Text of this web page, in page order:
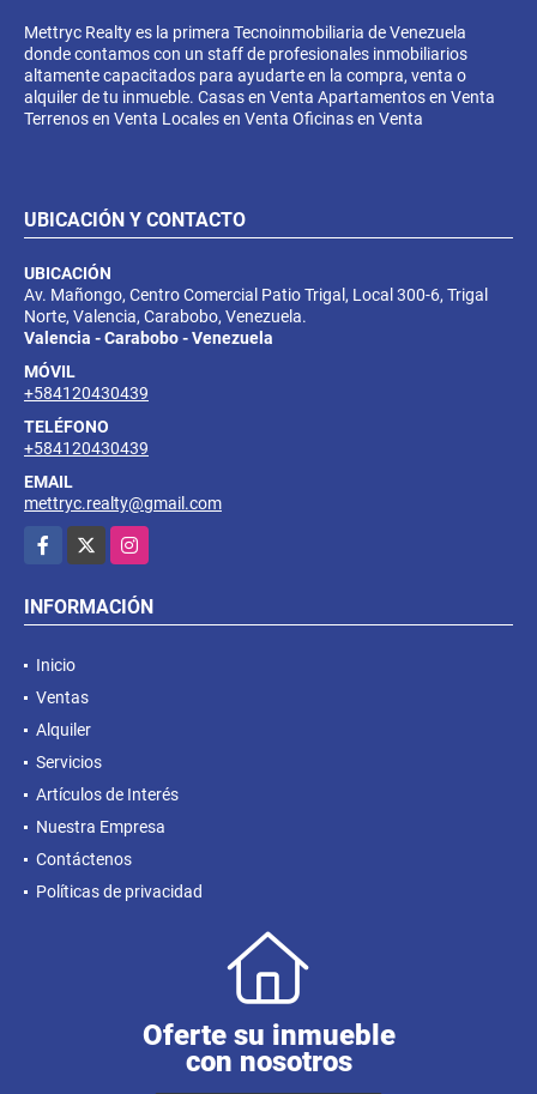
Mettryc Realty es la primera Tecnoinmobiliaria de Venezuela
donde contamos con un staff de profesionales inmobiliarios
altamente capacitados para ayudarte en la compra, venta o
alquiler de tu inmueble. Casas en Venta Apartamentos en Venta
Terrenos en Venta Locales en Venta Oficinas en Venta
UBICACIÓN Y CONTACTO
UBICACIÓN
Av. Mañongo, Centro Comercial Patio Trigal, Local 300-6, Trigal
Norte, Valencia, Carabobo, Venezuela.
Valencia - Carabobo - Venezuela
MÓVIL
+584120430439
TELÉFONO
+584120430439
EMAIL
mettryc.realty@gmail.com
Facebook
Instagram
INFORMACIÓN
Inicio
Ventas
Alquiler
Servicios
Artículos de Interés
Nuestra Empresa
Contáctenos
Políticas de privacidad
Oferte su inmueble
con nosotros